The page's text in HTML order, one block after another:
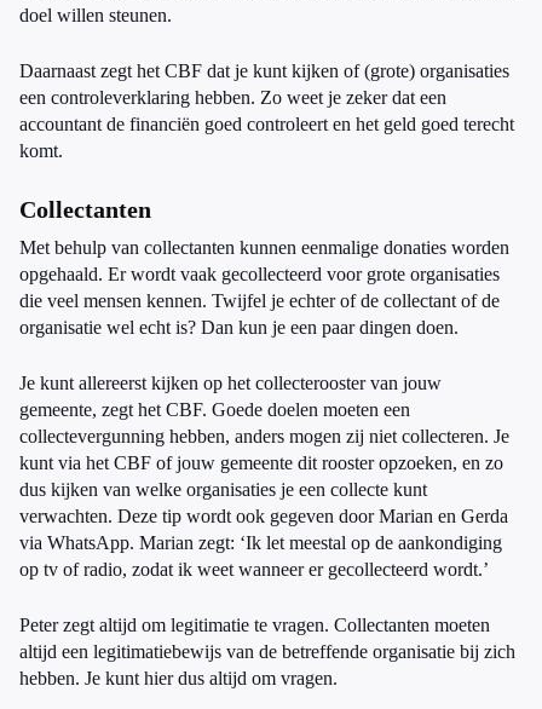
doel willen steunen.
Daarnaast zegt het CBF dat je kunt kijken of (grote) organisaties
een controleverklaring hebben. Zo weet je zeker dat een
accountant de financiën goed controleert en het geld goed terecht
komt.
Collectanten
Met behulp van collectanten kunnen eenmalige donaties worden
opgehaald. Er wordt vaak gecollecteerd voor grote organisaties
die veel mensen kennen. Twijfel je echter of de collectant of de
organisatie wel echt is? Dan kun je een paar dingen doen.
Je kunt allereerst kijken op het collecterooster van jouw
gemeente, zegt het CBF. Goede doelen moeten een
collectevergunning hebben, anders mogen zij niet collecteren. Je
kunt via het CBF of jouw gemeente dit rooster opzoeken, en zo
dus kijken van welke organisaties je een collecte kunt
verwachten. Deze tip wordt ook gegeven door Marian en Gerda
via WhatsApp. Marian zegt: ‘Ik let meestal op de aankondiging
op tv of radio, zodat ik weet wanneer er gecollecteerd wordt.’
Peter zegt altijd om legitimatie te vragen. Collectanten moeten
altijd een legitimatiebewijs van de betreffende organisatie bij zich
hebben. Je kunt hier dus altijd om vragen.